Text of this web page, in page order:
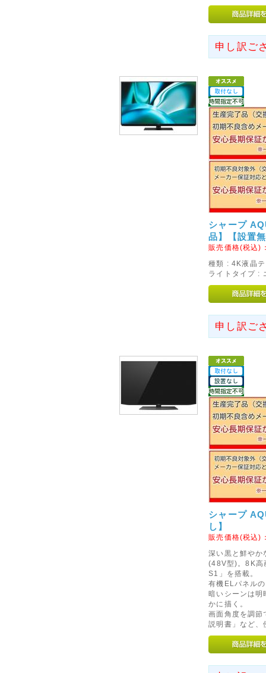
◇北海道・東北・沖縄・離
方法につきまして◇
り北海道・東北・沖縄・離島へ
濯機、冷蔵庫、マッサージチェ
更させていただきます。大変恐
さいませ。
◇Firefoxブラウザでのご利
現在、Firefoxブラウザでご利
の表示エラーを確認しておりま
エラーが解消しないようでご
のご利用をお願いいたします。
◇送料の改定につきまして◇
このたび運送会社の運賃改定
大変恐縮ではございますが、
2014年03月19日
<重要>Dyson Hot + Cool(
AM05
製品自主回収および製品改
ダイソン株式会社は、弊社製
ル)AM04および AM05につい
発生したため、ユーザーの皆
および改善対策に関するご案内
◇初期不良対象外メーカー
9月1日より、マイクロソフト
当店での交換やご返金、修理
注意くださいませ。
初期不良を含め商品に不具合
サポートセンターへご連絡をお
5月8日より、毎週日曜を定休
申し訳ご
シャープ
品】【設置
販売価格(税込)
種類 : 4K液晶
ライトタイプ :
申し訳ご
シャープ
し】
販売価格(税込)
深い黒と鮮や
(48V型)。8K高
S1」を搭載。
有機ELパネル
暗いシーンは
かに描く。
画面角度を調節
説明書」など、